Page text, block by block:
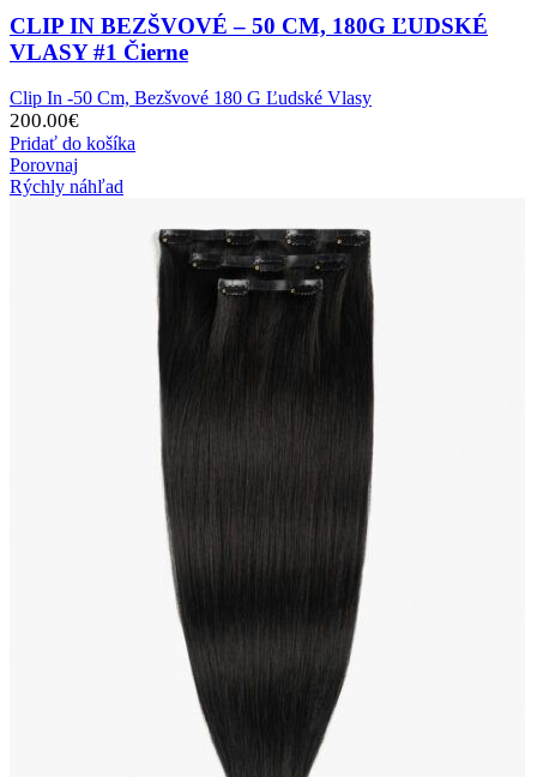
CLIP IN BEZŠVOVÉ – 50 CM, 180G ĽUDSKÉ
VLASY #1 Čierne
Clip In -50 Cm, Bezšvové 180 G Ľudské Vlasy
200.00€
Pridať do košíka
Porovnaj
Rýchly náhľad